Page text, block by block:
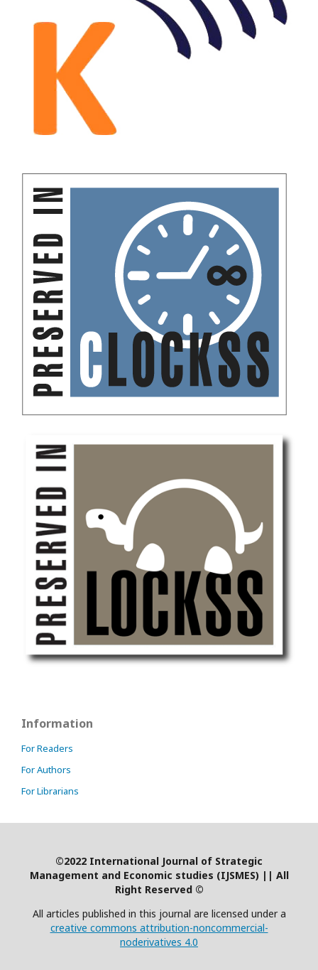
Information
For Readers
For Authors
For Librarians
©2022 International Journal of Strategic
Management and Economic studies (IJSMES) | | All
Right Reserved ©
All articles published in this journal are licensed under a
creative commons attribution-noncommercial-
noderivatives 4.0